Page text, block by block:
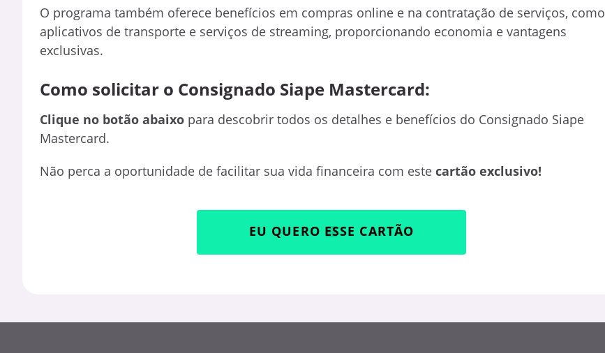
O programa também oferece benefícios em compras online e na contratação de serviços, como
aplicativos de transporte e serviços de streaming, proporcionando economia e vantagens
exclusivas.
Como solicitar o Consignado Siape Mastercard:
Clique no botão abaixo para descobrir todos os detalhes e benefícios do Consignado Siape
Mastercard.
Não perca a oportunidade de facilitar sua vida financeira com este cartão exclusivo!
EU QUERO ESSE CARTÃO